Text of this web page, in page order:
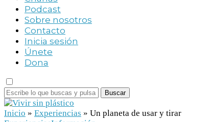
Podcast
Sobre nosotros
Contacto
Inicia sesión
Únete
Dona
Buscar
Inicio » Experiencias » Un planeta de usar y tirar